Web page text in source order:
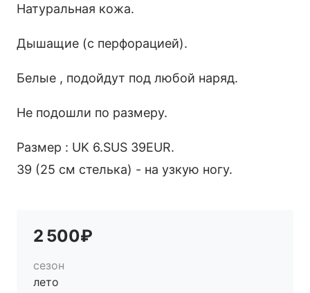
Натуральная кожа.
Дышащие (с перфорацией).
Белые , подойдут под любой наряд.
Не подошли по размеру.
Размер : UK 6.SUS 39EUR.
39 (25 см стелька) - на узкую ногу.
2 500₽
сезон
лето